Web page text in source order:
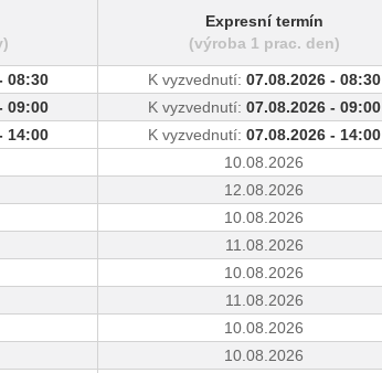
Expresní termín
(výroba 1 prac. den)
08:30 K vyzvednutí: 07.08.2026 - 08:30
09:00 K vyzvednutí: 07.08.2026 - 09:00
14:00 K vyzvednutí: 07.08.2026 - 14:00
10.08.2026
12.08.2026
10.08.2026
11.08.2026
10.08.2026
11.08.2026
10.08.2026
10.08.2026